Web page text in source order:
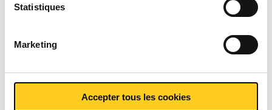
Statistiques
Marketing
Accepter tous les cookies
Poids des pièces en kg
Sélectionner
2500-0450-251251